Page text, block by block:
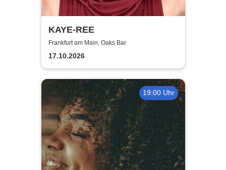
KAYE-REE
Frankfurt am Main, Oaks Bar
17.10.2026
19:00 Uhr